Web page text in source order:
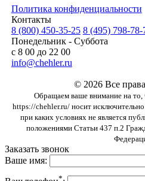
Политика конфиденциальности
Контакты
8 (800) 450-35-25 8 (495) 798-78-
Понедельник - Суббота
с 8 00 до 22 00
info@chehler.ru
© 2026 Все
Обращаем ваше внимание на то,
https://chehler.ru/ носит
при каких условиях не является
положениями Статьи 437 п.2
Заказать звонок
Ваше имя:
*